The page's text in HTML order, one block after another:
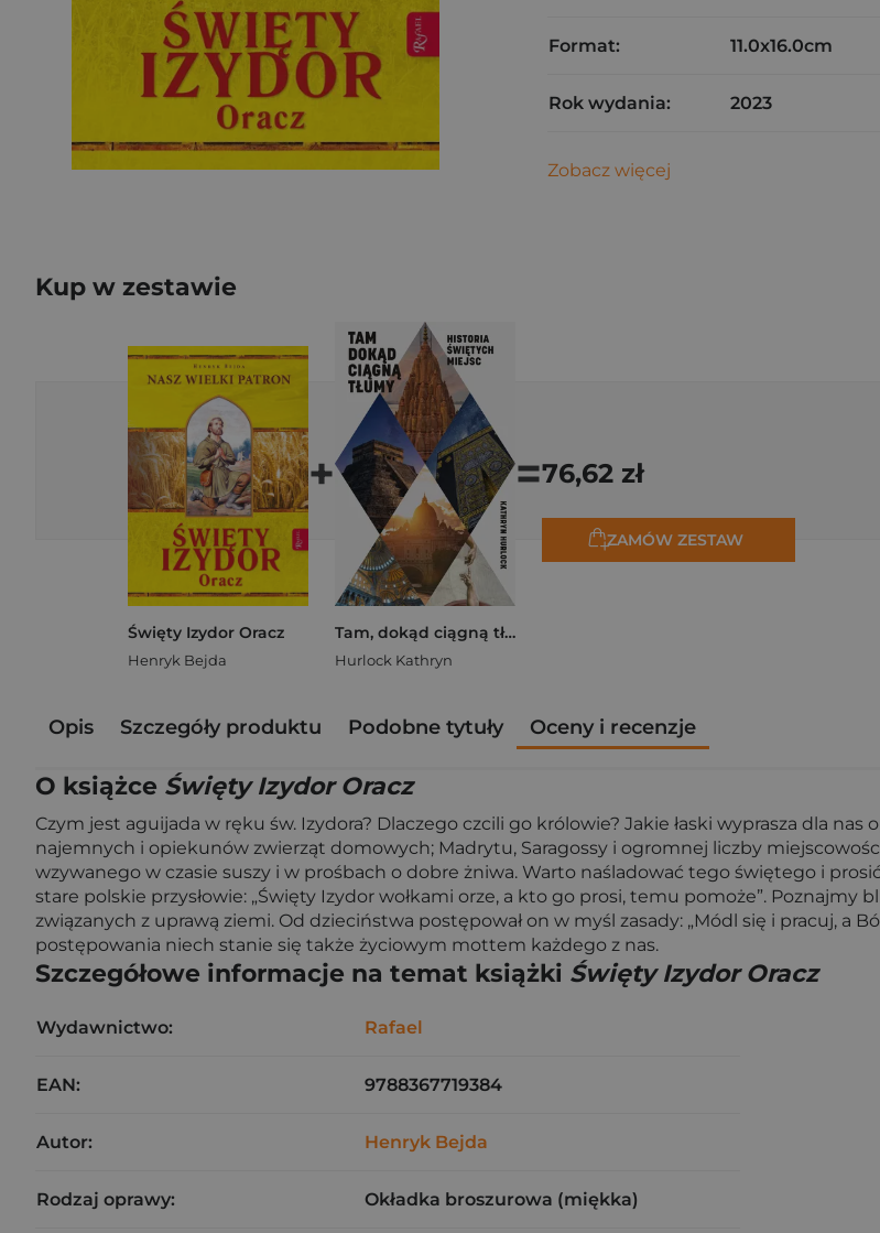
Format: 11.0x16.0cm
Rok wydania: 2023
Zobacz więcej
Kup w zestawie
Święty Izydor Oracz
Henryk Bejda
+
Tam, dokąd ciągną tłumy. Historia świętych miejsc
Hurlock Kathryn
=76,62 zł
ZAMÓW ZESTAW
Opis Szczegóły produktu Podobne tytuły Oceny i recenzje
O książce Święty Izydor Oracz
Czym jest aguijada w ręku św. Izydora? Dlaczego czcili go królowie? Jakie łaski wyprasza dla
najemnych i opiekunów zwierząt domowych; Madrytu, Saragossy i ogromnej liczby
wzywanego w czasie suszy i w prośbach o dobre żniwa. Warto naśladować tego świętego i
stare polskie przysłowie: „Święty Izydor wołkami orze, a kto go prosi, temu pomoże”. Poznajmy
związanych z uprawą ziemi. Od dzieciństwa postępował on w myśl zasady: „Módl się i pracuj, a
postępowania niech stanie się także życiowym mottem każdego z nas.
Szczegółowe informacje na temat książki Święty Izydor Oracz
Wydawnictwo: Rafael
EAN: 9788367719384
Autor: Henryk Bejda
Rodzaj oprawy: Okładka broszurowa (miękka)